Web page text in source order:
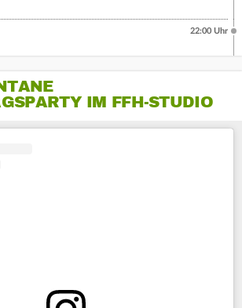
22:00 Uhr
IM FFH-STUDIO